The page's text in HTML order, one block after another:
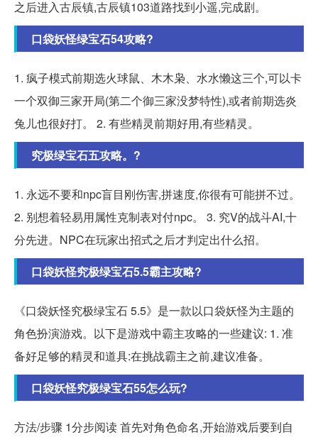
之后进入古辰镇,古辰镇103道路找到小遥,完成剧。
口袋妖怪绿宝石54攻略?
1. 疯子模式前期选火球鼠、木木枭、水水懒这三个,可以卡
一个双御三家开局(第二个御三家没梦特性),或者前期选炎
兔儿也很好打。 2. 有些精灵前期好用,有些精灵。
究极绿宝石五攻略。?
1. 永远不要和npc盲目刚伤害,拼速度,你很有可能拼不过。
2. 别想着轻易用属性克制表对付npc。 3. 究V的战斗AI,十
分先进。NPC在玩家出招式之后才判定出什么招。
口袋妖怪究极绿宝石5.5霸主攻略?
《口袋妖怪究极绿宝石 5.5》是一款以口袋妖怪为主题的
角色扮演游戏。以下是游戏中霸主攻略的一些建议: 1. 准
备好足够的精灵和道具:在挑战霸主之前,建议准备。
口袋妖怪究极绿宝石55怎么玩?
方法/步骤 1分步阅读 首先对角色命名,开始游戏后要到自